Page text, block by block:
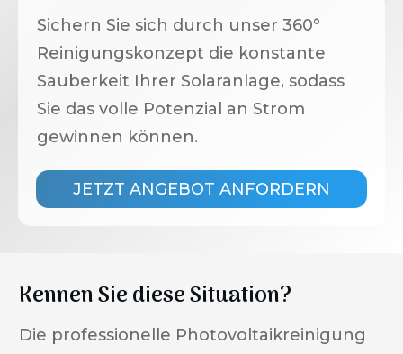
Sichern Sie sich durch unser 360°
Reinigungskonzept die konstante
Sauberkeit Ihrer Solaranlage, sodass
Sie das volle Potenzial an Strom
gewinnen können.
JETZT ANGEBOT ANFORDERN
Kennen Sie diese Situation?
Die professionelle Photovoltaikreinigung